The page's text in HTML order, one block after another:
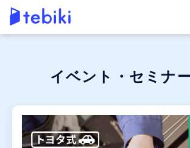
イベント・セミナ